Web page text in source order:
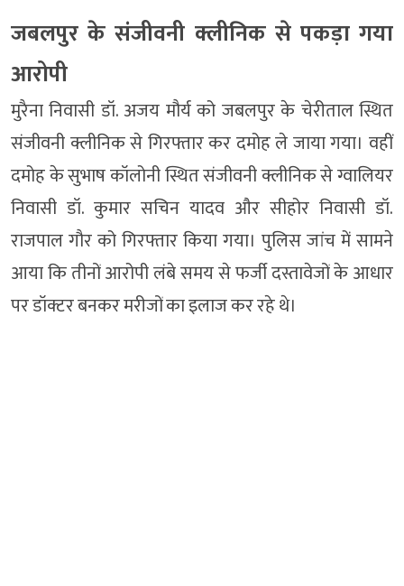
जबलपुर के संजीवनी क्लीनिक से पकड़ा गया
आरोपी
मुरैना निवासी डॉ. अजय मौर्य को जबलपुर के चेरीताल स्थित
संजीवनी क्लीनिक से गिरफ्तार कर दमोह ले जाया गया। वहीं
दमोह के सुभाष कॉलोनी स्थित संजीवनी क्लीनिक से ग्वालियर
निवासी डॉ. कुमार सचिन यादव और सीहोर निवासी डॉ.
राजपाल गौर को गिरफ्तार किया गया। पुलिस जांच में सामने
आया कि तीनों आरोपी लंबे समय से फर्जी दस्तावेजों के आधार
पर डॉक्टर बनकर मरीजों का इलाज कर रहे थे।